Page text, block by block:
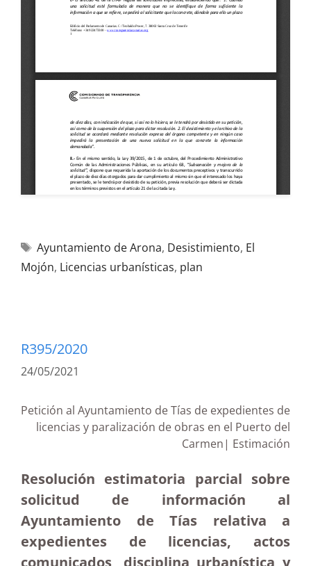
Ayuntamiento de Arona, Desistimiento, El
Mojón, Licencias urbanísticas, plan
R395/2020
24/05/2021
Petición al Ayuntamiento de Tías de expedientes de
licencias y paralización de obras en el Puerto del
Carmen| Estimación
Resolución estimatoria parcial sobre
solicitud de información al
Ayuntamiento de Tías relativa a
expedientes de licencias, actos
comunicados, disciplina urbanística y